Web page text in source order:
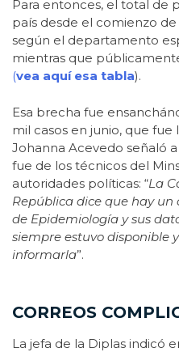
Para entonces, el total de
país desde el comienzo
según el departamento
mientras que
(vea aquí esa tabla).
Esa brecha fue
mil casos en junio, que
Johanna Acevedo señaló
fue de los técnicos del
autoridades políticas: “La
República dice que hay
de Epidemiología y sus
siempre estuvo disponible
informarla”.
CORREOS
La jefa de la Diplas indicó